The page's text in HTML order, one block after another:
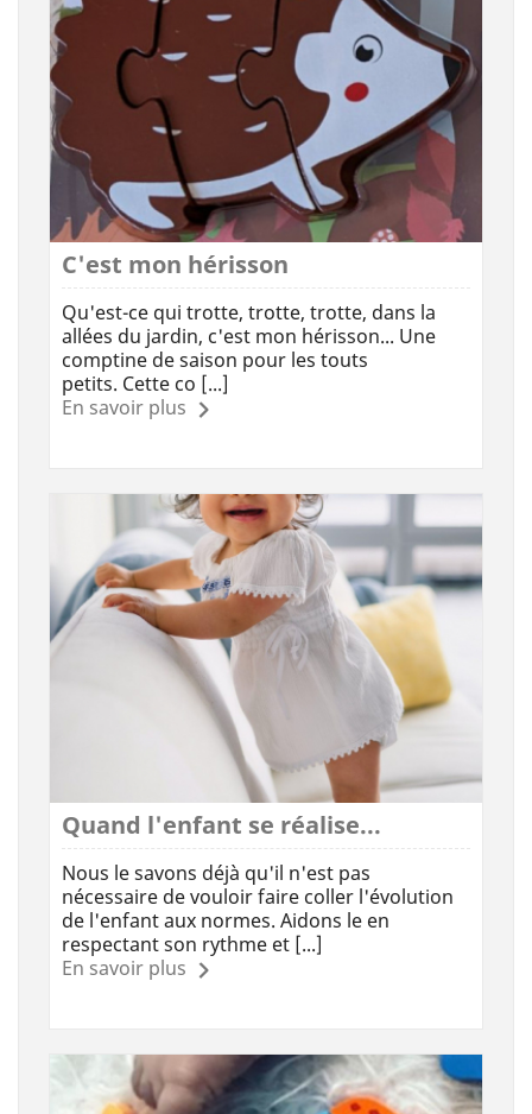
C'est mon hérisson
Qu'est-ce qui trotte, trotte, trotte, dans la
allées du jardin, c'est mon hérisson... Une
comptine de saison pour les touts
petits. Cette co [...]
En savoir plus
Quand l'enfant se réalise...
Nous le savons déjà qu'il n'est pas
nécessaire de vouloir faire coller l'évolution
de l'enfant aux normes. Aidons le en
respectant son rythme et [...]
En savoir plus